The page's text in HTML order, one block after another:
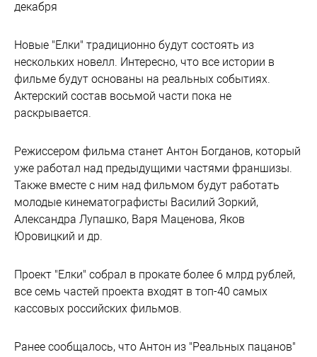
декабря
Новые "Елки" традиционно будут состоять из
нескольких новелл. Интересно, что все истории в
фильме будут основаны на реальных событиях.
Актерский состав восьмой части пока не
раскрывается.
Режиссером фильма станет Антон Богданов, который
уже работал над предыдущими частями франшизы.
Также вместе с ним над фильмом будут работать
молодые кинематографисты Василий Зоркий,
Александра Лупашко, Варя Маценова, Яков
Юровицкий и др.
Проект "Елки" собрал в прокате более 6 млрд рублей,
все семь частей проекта входят в топ-40 самых
кассовых российских фильмов.
Ранее сообщалось, что Антон из "Реальных пацанов"